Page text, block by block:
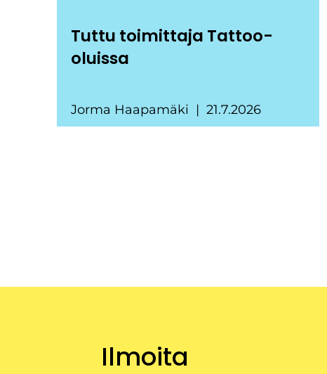
Tuttu toimittaja Tattoo-
oluissa
Jorma Haapamäki 21.7.2026
Ilmoita